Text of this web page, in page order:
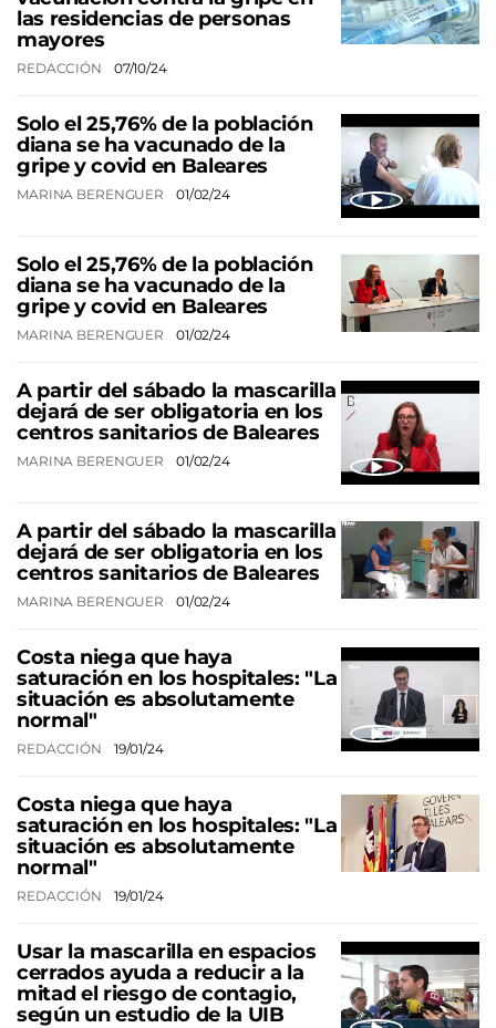
las residencias de personas
mayores
REDACCIÓN 07/10/24
Solo el 25,76% de la población
diana se ha vacunado de la
gripe y covid en Baleares
MARINA BERENGUER 01/02/24
Solo el 25,76% de la población
diana se ha vacunado de la
gripe y covid en Baleares
MARINA BERENGUER 01/02/24
A partir del sábado la mascarilla
dejará de ser obligatoria en los
centros sanitarios de Baleares
MARINA BERENGUER 01/02/24
A partir del sábado la mascarilla
dejará de ser obligatoria en los
centros sanitarios de Baleares
MARINA BERENGUER 01/02/24
Costa niega que haya
saturación en los hospitales: "La
situación es absolutamente
normal"
REDACCIÓN 19/01/24
Costa niega que haya
saturación en los hospitales: "La
situación es absolutamente
normal"
REDACCIÓN 19/01/24
Usar la mascarilla en espacios
cerrados ayuda a reducir a la
mitad el riesgo de contagio,
según un estudio de la UIB